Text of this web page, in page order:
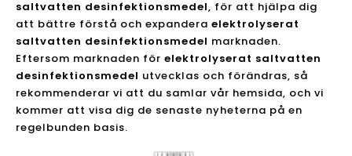
saltvatten desinfektionsmedel, för att hjälpa dig
att bättre förstå och expandera elektrolyserat
saltvatten desinfektionsmedel marknaden.
Eftersom marknaden för elektrolyserat saltvatten
desinfektionsmedel utvecklas och förändras, så
rekommenderar vi att du samlar vår hemsida, och vi
kommer att visa dig de senaste nyheterna på en
regelbunden basis.